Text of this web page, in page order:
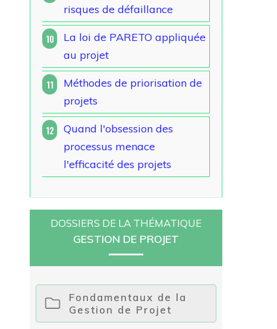
risques de défaillance
10
La loi de PARETO appliquée
au projet
11
Méthodes de priorisation de
projets
12
Quand l'obsession des
processus menace
l'efficacité des projets
DOSSIERS DE LA THÉMATIQUE
GESTION DE PROJET
Fondamentaux de la
Gestion de Projet